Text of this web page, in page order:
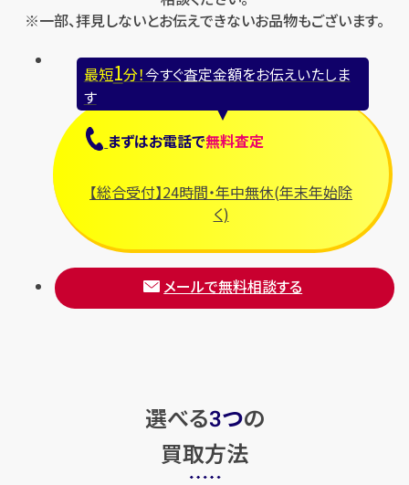
※一部、拝見しないとお伝えできないお品物もございます。
最短1分！今すぐ査定金額をお伝えいたしま
す
まずはお電話で無料査定
【総合受付】24時間・年中無休(年末年始除
く)
メールで無料相談する
選べる3つの
買取方法